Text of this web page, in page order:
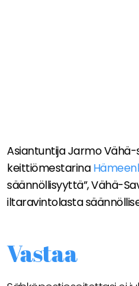
Asiantuntija Jarmo
keittiömestarina
säännöllisyyttä”, Vähä-
iltaravintolasta
Vastaa